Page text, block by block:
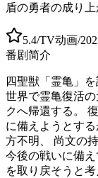
盾の勇者の成り上
5.4/TV动画/
番剧简介
四聖獣「霊亀」
世界で霊亀復活
クへ帰還する。
に備えようとす
方不明、 尚文の
今後の戦いに備
を取り戻そうと